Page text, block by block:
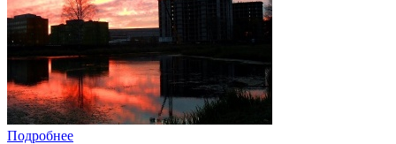
Подробнее